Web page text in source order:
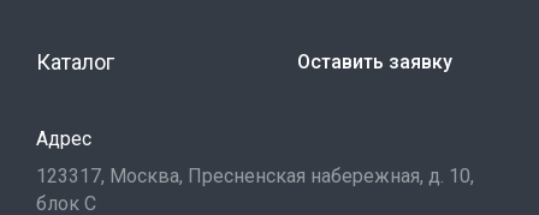
Каталог Оставить заявку
Адрес
123317, Москва, Пресненская набережная, д. 10,
блок С